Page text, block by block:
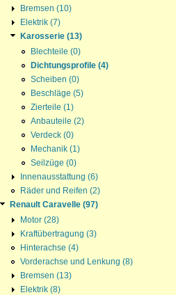
Bremsen (10)
Elektrik (7)
Karosserie (13)
Blechteile (0)
Dichtungsprofile (4)
Scheiben (0)
Beschläge (5)
Zierteile (1)
Anbauteile (2)
Verdeck (0)
Mechanik (1)
Seilzüge (0)
Innenausstattung (6)
Räder und Reifen (2)
Renault Caravelle (97)
Motor (28)
Kraftübertragung (3)
Hinterachse (4)
Vorderachse und Lenkung (8)
Bremsen (13)
Elektrik (8)